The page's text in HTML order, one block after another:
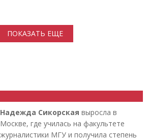
ПОКАЗАТЬ ЕЩЕ
Надежда Сикорская выросла в
Москве, где училась на факультете
журналистики МГУ и получила степень